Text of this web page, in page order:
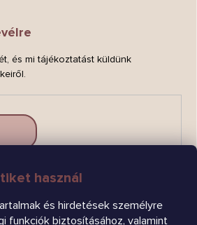
használ
és hirdetések személyre
funkciók biztosításához, valamint
és mi tájékoztatást küldünk